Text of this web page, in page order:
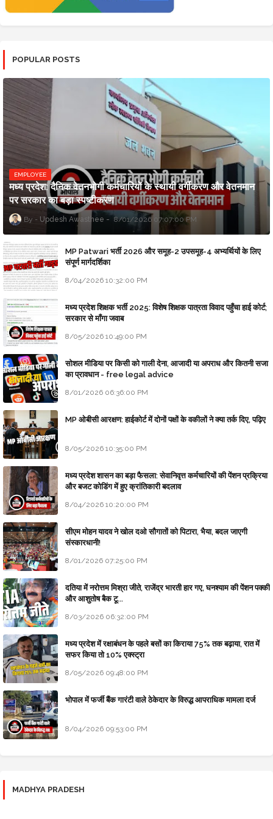
POPULAR POSTS
EMPLOYEE
मध्य प्रदेश: दैनिक वेतनभोगी कर्मचारियों के स्थायी वर्गीकरण और वेतनमान
पर सरकार का बड़ा स्पष्टीकरण
Updesh Awasthee 8/01/2026 07:07:00 PM
MP Patwari भर्ती 2026 और समूह-2 उपसमूह-4 अभ्यर्थियों के लिए
संपूर्ण मार्गदर्शिका
8/04/2026 10:32:00 PM
मध्य प्रदेश शिक्षक भर्ती 2025: विशेष शिक्षक पात्रता विवाद पहुँचा हाई कोर्ट;
सरकार से माँगा जवाब
8/05/2026 10:49:00 PM
सोशल मीडिया पर किसी को गाली देना, आजादी या अपराध और कितनी सजा
का प्रावधान - free legal advice
8/01/2026 06:36:00 PM
MP ओबीसी आरक्षण: हाईकोर्ट में दोनों पक्षों के वकीलों ने क्या तर्क दिए, पढ़िए
8/05/2026 10:35:00 PM
मध्य प्रदेश शासन का बड़ा फैसला: सेवानिवृत्त कर्मचारियों की पेंशन प्रक्रिया
और बजट कोडिंग में हुए क्रांतिकारी बदलाव
8/04/2026 10:20:00 PM
सीएम मोहन यादव ने खोल दओ सौगातों को पिटारा, भैया, बदल जाएगी
संस्कारधानी!
8/01/2026 07:25:00 PM
दतिया में नरोत्तम मिश्रा जीते, राजेंद्र भारती हार गए, घनश्याम की पेंशन पक्की
और आशुतोष बैक टू...
8/03/2026 06:32:00 PM
मध्य प्रदेश में रक्षाबंधन के पहले बसों का किराया 75% तक बढ़ाया, रात में
सफर किया तो 10% एक्स्ट्रा
8/05/2026 09:48:00 PM
भोपाल में फर्जी बैंक गारंटी वाले ठेकेदार के विरुद्ध आपराधिक मामला दर्ज
8/04/2026 09:53:00 PM
MADHYA PRADESH